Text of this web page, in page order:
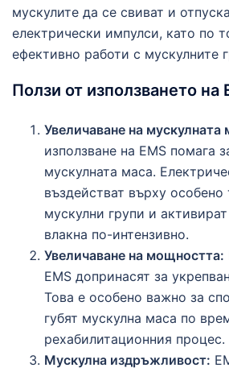
мускулите да се свиват и
електрически импулси, като по
ефективно работи с мускулните
Ползи от използването на
Увеличаване на мускулната
използване на EMS помага
мускулната маса.
въздействат върху
мускулни групи и
влакна по-интензивно.
Увеличаване на мощността:
EMS допринасят за
Това е особено важно за
губят мускулна маса по
рехабилитационния процес.
Мускулна издръжливост: